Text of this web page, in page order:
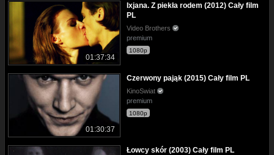
01:37:34
Ixjana. Z piekła rodem (2012) Cały film
PL
Video Brothers
premium
1080p
01:30:37
Czerwony pająk (2015) Cały film PL
KinoSwiat
premium
1080p
Łowcy skór (2003) Cały film PL